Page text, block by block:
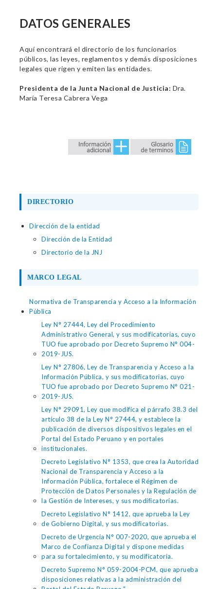
DATOS GENERALES
Aquí encontrará el directorio de los funcionarios
públicos, las leyes, reglamentos y demás disposiciones
legales que rigen y emiten las entidades.
Presidenta de la Junta Nacional de Justicia: Dra.
María Teresa Cabrera Vega
DIRECTORIO
Dirección de la entidad
Dirección de la Entidad
Directorio de la JNJ
MARCO LEGAL
Normativa de Transparencia y Acceso a la Información
Pública
Ley N° 27444, Ley del Procedimiento
Administrativo General, y sus modificatorias, cuyo
TUO fue aprobado por Decreto Supremo N° 004-
2019-JUS.
Ley N° 27806, Ley de Transparencia y Acceso a la
Información Pública, y sus modificatorias, cuyo
TUO fue aprobado por Decreto Supremo N° 021-
2019-JUS.
Ley N° 29091, Ley que modifica el párrafo 38.3 del
artículo 38 de la Ley N° 27444, y establece la
publicación de diversos dispositivos legales en el
Portal del Estado Peruano y en portales
institucionales.
Decreto Legislativo N° 1353, que crea la Autoridad
Nacional de Transparencia y Acceso a la
Información Pública, fortalece el Régimen de
Protección de Datos Personales y la Regulación de
la Gestión de Intereses, y sus modificatorias.
Decreto Legislativo N° 1412, que aprueba la Ley
de Gobierno Digital, y sus modificatorias.
Decreto de Urgencia N° 007-2020, que aprueba el
Marco de Confianza Digital y dispone medidas
para su fortalecimiento, y su modificatoria.
Decreto Supremo N° 059-2004-PCM, que aprueba
disposiciones relativas a la administración del